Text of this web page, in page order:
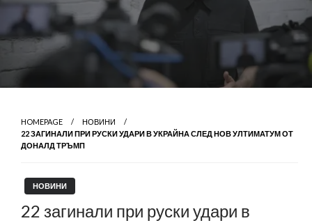
HOMEPAGE
НОВИНИ
22 ЗАГИНАЛИ ПРИ РУСКИ УДАРИ В УКРАЙНА СЛЕД НОВ УЛТИМАТУМ ОТ
ДОНАЛД ТРЪМП
НОВИНИ
22 загинали при руски удари в